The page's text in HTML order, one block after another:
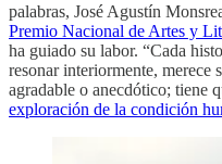
palabras, José Agustín
Premio Nacional de Artes y
ha guiado su labor. “Cada
resonar interiormente, merece
agradable o anecdótico; tiene
exploración de la condición